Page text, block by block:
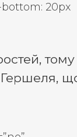
bottom: 20px
Гершеля,